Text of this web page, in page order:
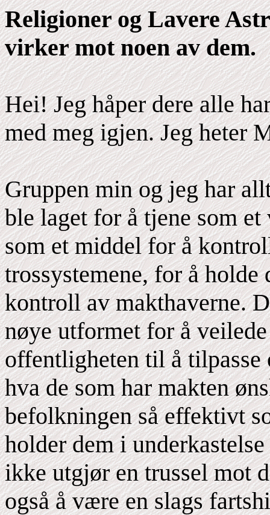
Religioner og Lavere
virker mot noen av dem.
Hei! Jeg håper dere alle
med meg igjen. Jeg heter
Gruppen min og jeg har
ble laget for å tjene som
som et middel for å
trossystemene, for å
kontroll av makthaverne.
nøye utformet for å
offentligheten til å
hva de som har makten
befolkningen så effektivt
holder dem i
ikke utgjør en trussel mot
også å være en slags